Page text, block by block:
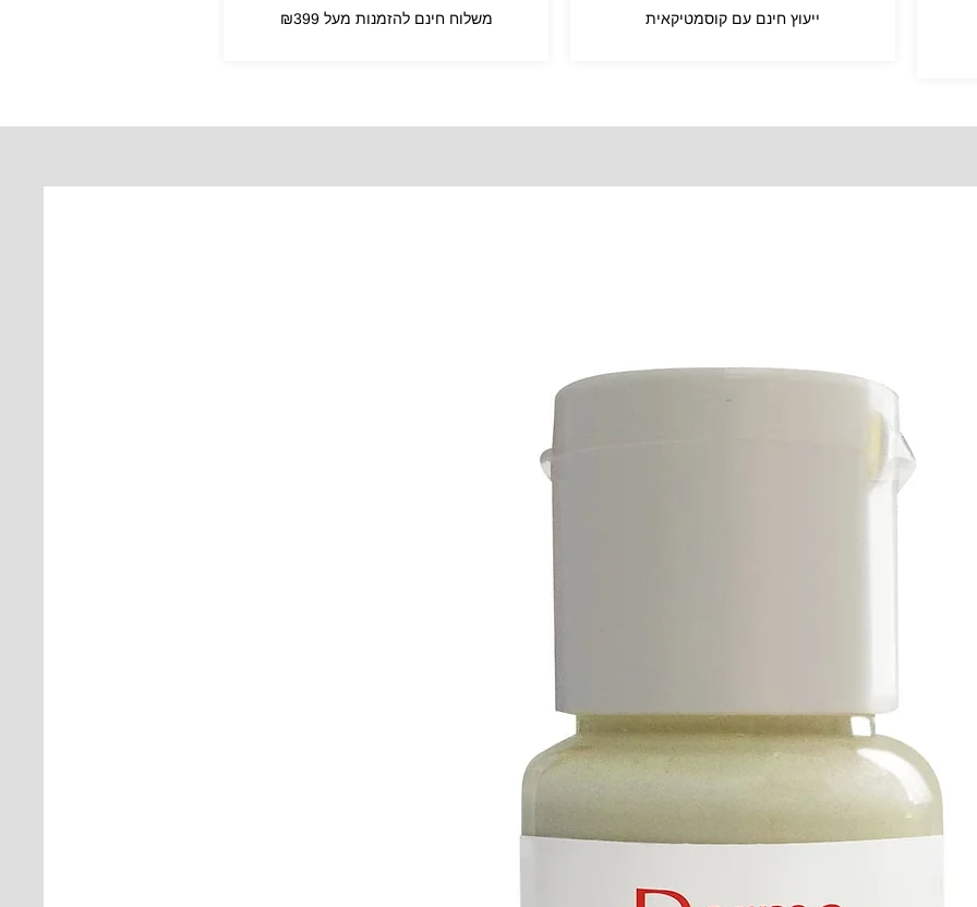
משלוח חינם להזמנות מעל ₪399 ייעוץ חינם עם קוסמטיקאית